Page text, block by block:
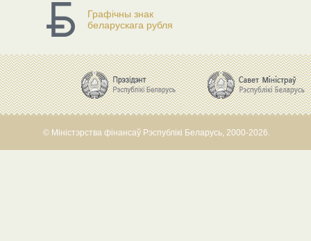
Графічны знак
беларускага рубля
© Міністэрства фінансаў Рэспублікі Беларусь, 2000-2026.